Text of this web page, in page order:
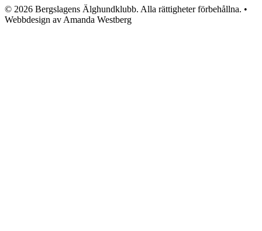
© 2026 Bergslagens Älghundklubb. Alla rättigheter förbehållna. •
Webbdesign av Amanda Westberg